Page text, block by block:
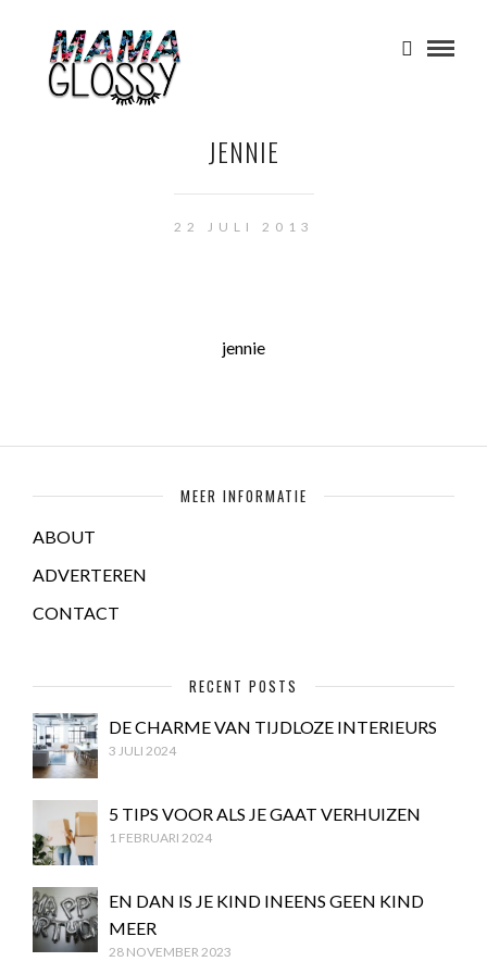
JENNIE
22 JULI 2013
jennie
MEER INFORMATIE
ABOUT
ADVERTEREN
CONTACT
RECENT POSTS
DE CHARME VAN TIJDLOZE INTERIEURS
3 JULI 2024
5 TIPS VOOR ALS JE GAAT VERHUIZEN
1 FEBRUARI 2024
EN DAN IS JE KIND INEENS GEEN KIND
MEER
28 NOVEMBER 2023